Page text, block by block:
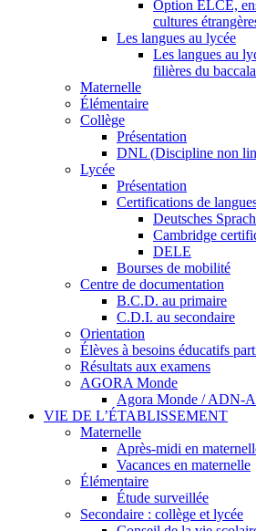
Option ELCE,
cultures
Les langues au lycée
Les langues au
filières du
Maternelle
Élémentaire
Collège
Présentation
DNL (Discipline non
Lycée
Présentation
Certifications de
Deutsches
Cambridge
DELE
Bourses de mobilité
Centre de documentation
B.C.D. au primaire
C.D.I. au secondaire
Orientation
Élèves à besoins éducatifs
Résultats aux examens
AGORA Monde
Agora Monde / ADN-
VIE DE L’ÉTABLISSEMENT
Maternelle
Après-midi en
Vacances en maternelle
Élémentaire
Étude surveillée
Secondaire : collège et lycée